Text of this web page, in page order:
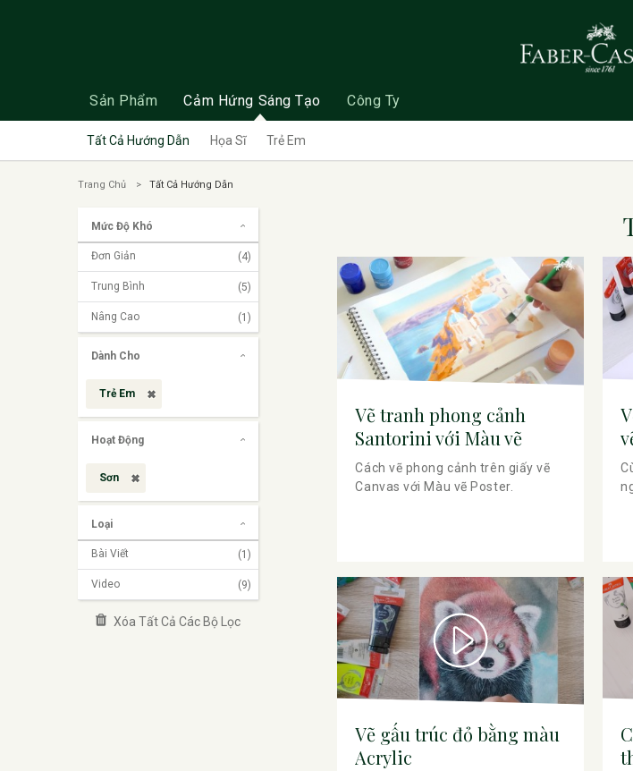
Sản Phẩm Cảm Hứng Sáng Tạo Công Ty
Tất Cả Hướng Dẫn Họa Sĩ Trẻ Em
Trang Chủ Tất Cả Hướng Dẫn
Mức Độ Khó
Đơn Giản (4)
Trung Bình (5)
Nâng Cao (1)
Dành Cho
Trẻ Em
Hoạt Động
Sơn
Loại
Bài Viết (1)
Video (9)
Xóa Tất Cả Các Bộ Lọc
Vẽ tranh phong cảnh
Santorini với Màu vẽ
Poster
Cách vẽ phong cảnh trên giấy vẽ
Canvas với Màu vẽ Poster.
Vẽ gấu trúc đỏ bằng màu
Acrylic